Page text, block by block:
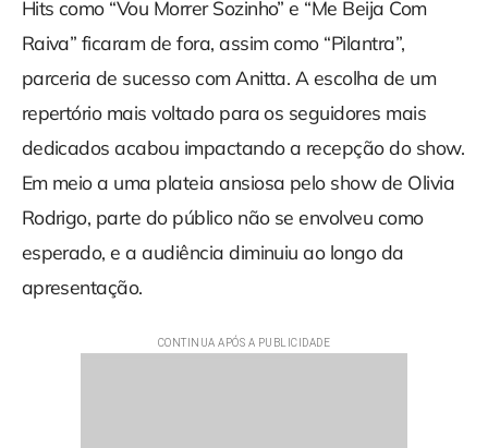
Hits como “Vou Morrer Sozinho” e “Me Beija Com
Raiva” ficaram de fora, assim como “Pilantra”,
parceria de sucesso com Anitta. A escolha de um
repertório mais voltado para os seguidores mais
dedicados acabou impactando a recepção do show.
Em meio a uma plateia ansiosa pelo show de Olivia
Rodrigo, parte do público não se envolveu como
esperado, e a audiência diminuiu ao longo da
apresentação.